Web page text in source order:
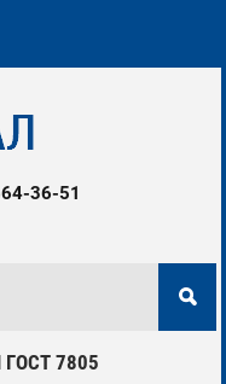
36-51
7805